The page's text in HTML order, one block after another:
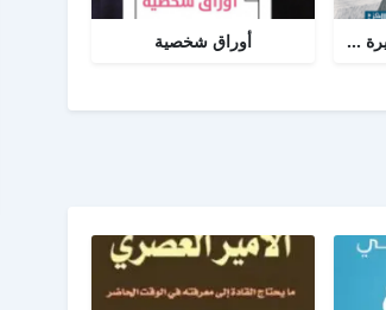
ميخائيل مشاقة بين السيرة والتاريخ أوراق شخصية